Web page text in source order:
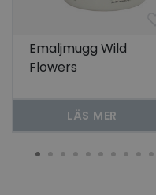
Emaljmugg Wild
Flowers
LÄS MER